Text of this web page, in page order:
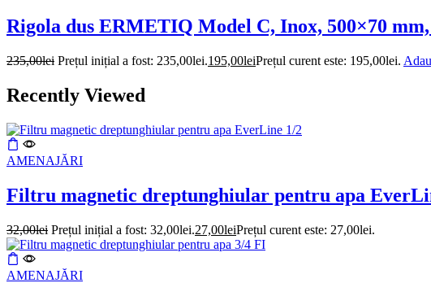
Rigola dus ERMETIQ Model C, Inox, 500×70
235,00lei Prețul inițial a fost: 235,00lei.195,00leiPrețul curent este: 195,00lei.
Recently Viewed
AMENAJĂRI
Filtru magnetic dreptunghiular pentru apa
32,00lei Prețul inițial a fost: 32,00lei.27,00leiPrețul curent este: 27,00lei.
AMENAJĂRI